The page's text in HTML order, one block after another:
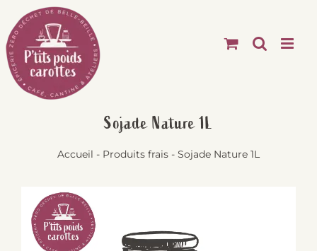
Passer
au
contenu
Sojade Nature 1L
Accueil - Produits frais - Sojade Nature 1L